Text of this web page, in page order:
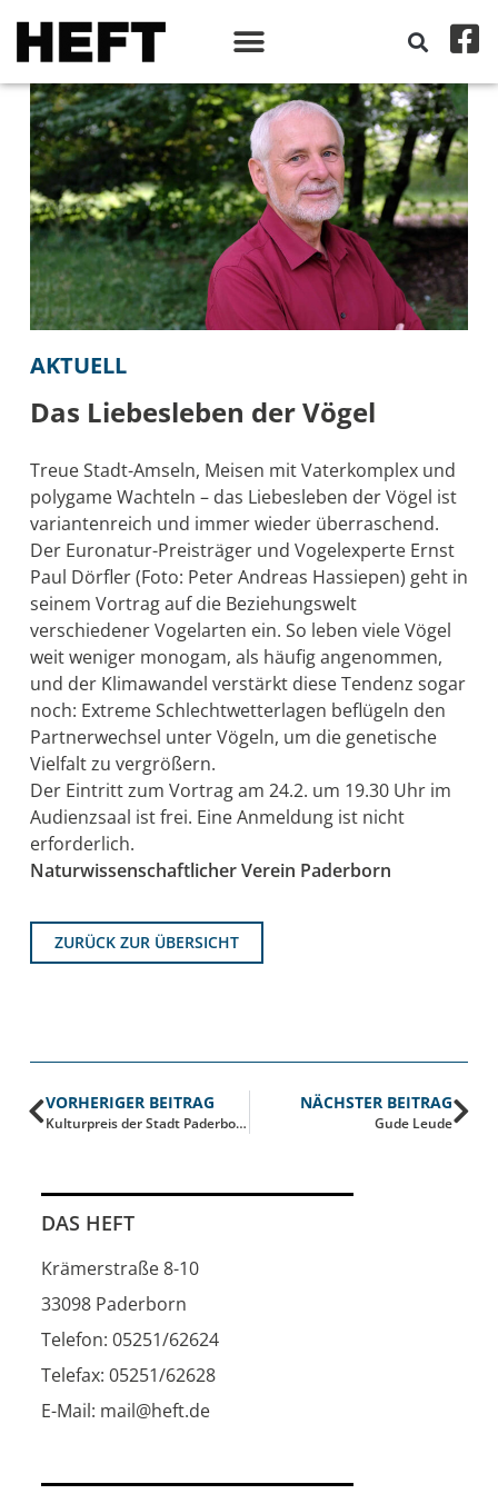
AKTUELL
Das Liebesleben der Vögel
Treue Stadt-Amseln, Meisen mit Vaterkomplex und
polygame Wachteln – das Liebesleben der Vögel ist
variantenreich und immer wieder überraschend.
Der Euronatur-Preisträger und Vogelexperte Ernst
Paul Dörfler (Foto: Peter Andreas Hassiepen) geht in
seinem Vortrag auf die Beziehungswelt
verschiedener Vogelarten ein. So leben viele Vögel
weit weniger monogam, als häufig angenommen,
und der Klimawandel verstärkt diese Tendenz sogar
noch: Extreme Schlechtwetterlagen beflügeln den
Partnerwechsel unter Vögeln, um die genetische
Vielfalt zu vergrößern.
Der Eintritt zum Vortrag am 24.2. um 19.30 Uhr im
Audienzsaal ist frei. Eine Anmeldung ist nicht
erforderlich.
Naturwissenschaftlicher Verein Paderborn
ZURÜCK ZUR ÜBERSICHT
VORHERIGER BEITRAG
Kulturpreis der Stadt Paderborn
NÄCHSTER BEITRAG
Gude Leude
DAS HEFT
Krämerstraße 8-10
33098 Paderborn
Telefon: 05251/62624
Telefax: 05251/62628
E-Mail: mail@heft.de